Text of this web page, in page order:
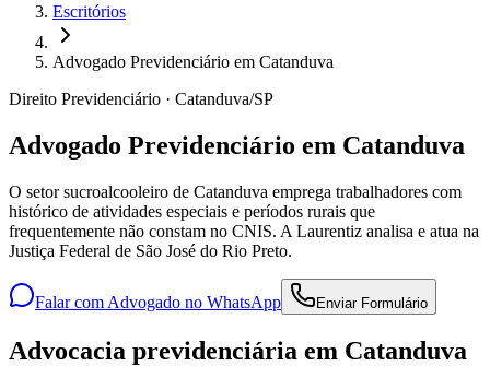
Escritórios
Advogado Previdenciário em Catanduva
Direito Previdenciário · Catanduva/SP
Advogado Previdenciário em Catanduva
O setor sucroalcooleiro de Catanduva emprega trabalhadores com
histórico de atividades especiais e períodos rurais que
frequentemente não constam no CNIS. A Laurentiz analisa e atua na
Justiça Federal de São José do Rio Preto.
Falar com Advogado no WhatsApp Enviar Formulário
Advocacia previdenciária em Catanduva